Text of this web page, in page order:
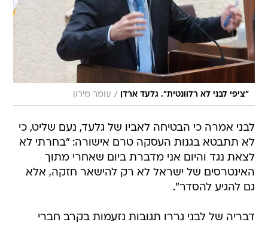
"ציפי לבני לא רלוונטית". גלעד ארדן / עומר מירון
לבני אמרה כי הבטיחה לאביו של גלעד, נעם שליט, כי
לא תתבטא בגנות העסקה טרם אישורה: "בחרתי לא
לצאת נגד והיום אני מדברת ביום שאחרי מתוך
האינטרסים של ישראל לא רק להישאר חזקה, אלא
גם להגיע להסדר".
דבריה של לבני גררו תגובות נזעמות בקרב חברי